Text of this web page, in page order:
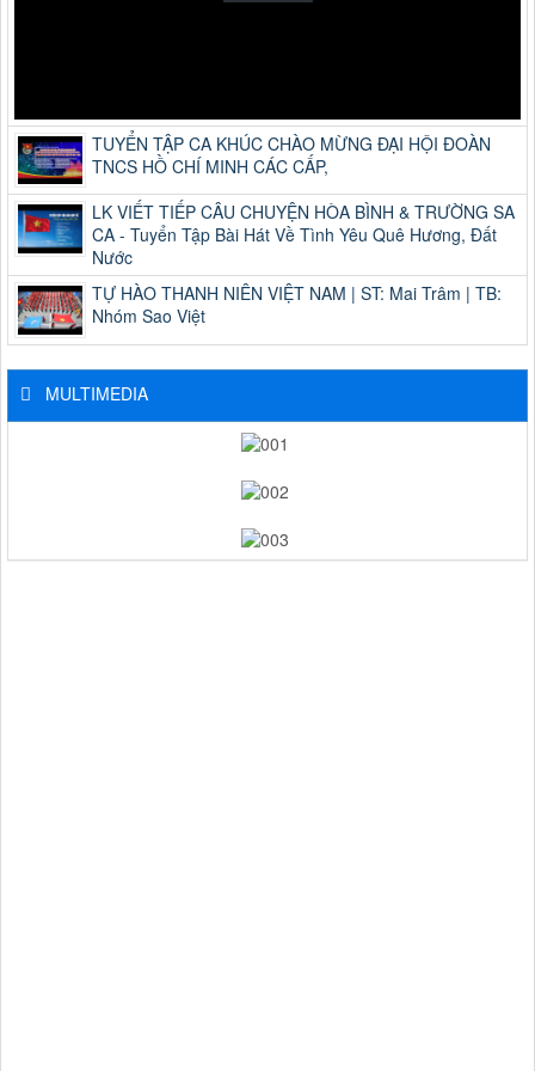
TUYỂN TẬP CA KHÚC CHÀO MỪNG ĐẠI HỘI ĐOÀN
TNCS HỒ CHÍ MINH CÁC CẤP,
LK VIẾT TIẾP CÂU CHUYỆN HÒA BÌNH & TRƯỜNG SA
CA - Tuyển Tập Bài Hát Về Tình Yêu Quê Hương, Đất
Nước
TỰ HÀO THANH NIÊN VIỆT NAM | ST: Mai Trâm | TB:
Nhóm Sao Việt
MULTIMEDIA